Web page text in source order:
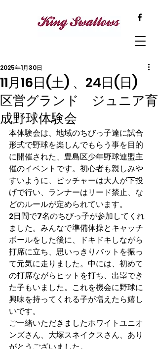
11月16日(土) 、24日(日)
区営グランド ジュニア育
成野球体験会
2025年1月30日
本体験会は、地域のちびっ子達に試合
形式で野球を楽しんでもらう事を目的
に開催された、豊島区少年野球連盟主
催のイベントです。初心者も親しみや
すいように、ピッチャーは大人が下投
げで行い、ランナーはリード禁止、な
どのルールが定められています。
2日間で7名のちびっ子が参加してくれ
ました。みんなで準備体操とキャッチ
ボールをした後に、ドキドキしながら
打席に立ち、思いっきりバットを振っ
て元気に走りました。中には、初めて
の打席ながらヒットを打ち、出塁でき
た子もいました。これを機会に野球に
興味を持ってくれる子が増えたら嬉し
いです。
ご一緒いただきましたホワイトユニオ
ンズさん、大塚スネイクスさん、あり